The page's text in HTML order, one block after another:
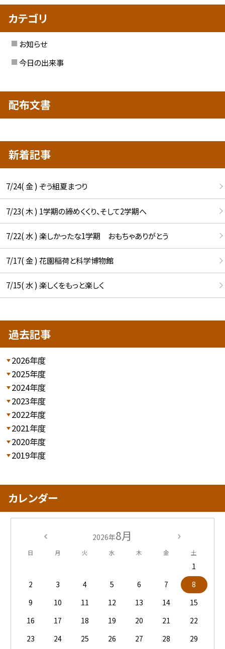
カテゴリ
お知らせ
今日の出来事
配布文書
新着記事
7/24( 金 ) ぞう組夏まつり
7/23( 木 ) 1学期の締めくくり、そして2学期へ
7/22( 水 ) 楽しかったな1学期 おもちゃありがとう
7/17( 金 ) 花園稲荷と科学博物館
7/15( 水 ) 楽しくをもっと楽しく
過去記事
2026年度
2025年度
2024年度
2023年度
2022年度
2021年度
2020年度
2019年度
カレンダー
2026年8月
日 月 火 水 木 金 土
1
2
3 4 5 6 7
8
9
10 11 12 13 14
15
16
17 18 19 20 21
22
23
24 25 26 27 28
29